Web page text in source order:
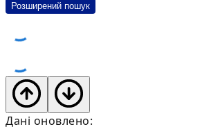
Розширений пошук
Дані оновлено: